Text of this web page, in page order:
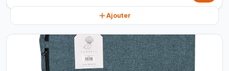
Ajouter